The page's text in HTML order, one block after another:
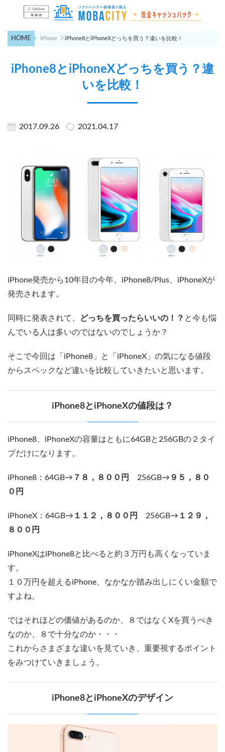
HOME iPhone iPhone8とiPhoneXどっちを買う？違いを比較！
iPhone8とiPhoneXどっちを買う？違
いを比較！
2017.09.26 2021.04.17
iPhone発売から10年目の今年、iPhone8/Plus、iPhoneXが
発売されます。
同時に発表されて、 どっちを買ったらいいの！？ と今も悩
んでいる人は多いのではないのでしょうか？
そこで今回は「iPhone8」と「iPhoneX」の気になる値段
からスペックなど違いを比較していきたいと思います。
iPhone8とiPhoneXの値段は？
iPhone8、iPhoneXの容量はともに64GBと256GBの２タイ
プだけになります。
iPhone8：64GB→ ７８，８００円 256GB→ ９５，８０
０円
iPhoneX：64GB→ １１２，８００円 256GB→ １２９，
８００円
iPhoneXはiPhone8と比べると約３万円も高くなっていま
す。
１０万円を超えるiPhone、なかなか踏み出しにくい金額で
すよね。
ではそれほどの価値があるのか、８ではなくXを買うべき
なのか、８で十分なのか・・・
これからさまざまな違いを見ていき、重要視するポイント
をみつけていきましょう。
iPhone8とiPhoneXのデザイン